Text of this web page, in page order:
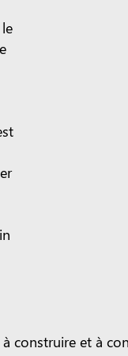
construire et à